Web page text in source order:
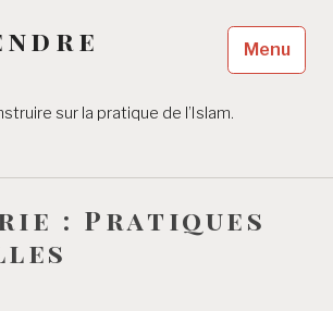
sur la pratique de l’Islam.
Menu
: Pratiques